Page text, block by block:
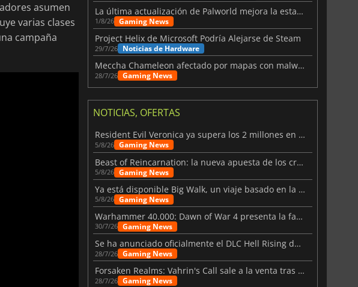
asumen
varias clases
campaña
La última actualización de Palworld mejora la estabilidad
1/8/26 Gaming News
Project Helix de Microsoft Podría Alejarse de Steam
29/7/26 Noticias de Hardware
Meccha Chameleon afectado por mapas con malware y Discord
28/7/26 Gaming News
NOTICIAS, OFERTAS
Resident Evil Veronica ya supera los 2 millones en listas de deseados
5/8/26 Gaming News
Beast of Reincarnation: la nueva apuesta de los creadores de Pokémon
5/8/26 Gaming News
Ya está disponible Big Walk, un viaje basado en la amistad
5/8/26 Gaming News
Warhammer 40.000: Dawn of War 4 presenta la facción de los Necrones
30/7/26 Gaming News
Se ha anunciado oficialmente el DLC Hell Rising de Nioh 3
28/7/26 Gaming News
Forsaken Realms: Vahrin's Call sale a la venta tras una década
28/7/26 Gaming News